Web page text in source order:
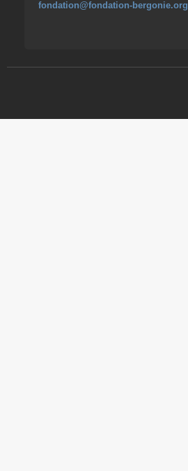
fondation@fondation-bergonie.org